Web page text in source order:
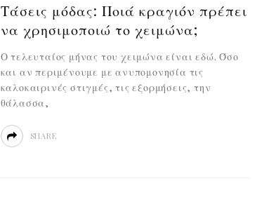
Τάσεις μόδας: Ποιά κραγιόν πρέπει
να χρησιμοποιώ το χειμώνα;
Ο τελευταίος μήνας του χειμώνα είναι εδώ. Όσο
και αν περιμένουμε με ανυπομονησία τις
καλοκαιρινές στιγμές, τις εξορμήσεις, την
θάλασσα,
SHARE